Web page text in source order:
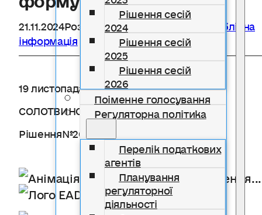
Рішення сесій
2024
Рішення сесій
2025
Рішення сесій
2026
Поіменне голосування
Регуляторна політика
Перелік податкових
агентів
Планування
регуляторної
діяльності
21.11.2024Розділ Бюджетні програми Публічна
інформація
19 листопада 2024 року
СОЛОТВИНСЬКА СЕЛИЩНА РАДА
Рішення№2019/37/2024
Завантаження...
Надто довго?